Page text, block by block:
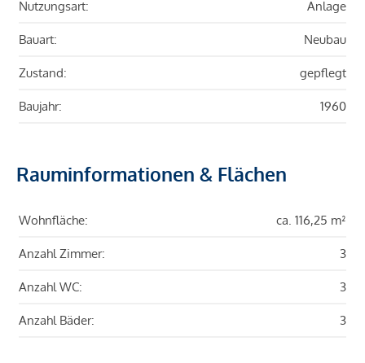
Nutzungsart: Anlage
Bauart: Neubau
Zustand: gepflegt
Baujahr: 1960
Rauminformationen & Flächen
Wohnfläche: ca. 116,25 m²
Anzahl Zimmer: 3
Anzahl WC: 3
Anzahl Bäder: 3